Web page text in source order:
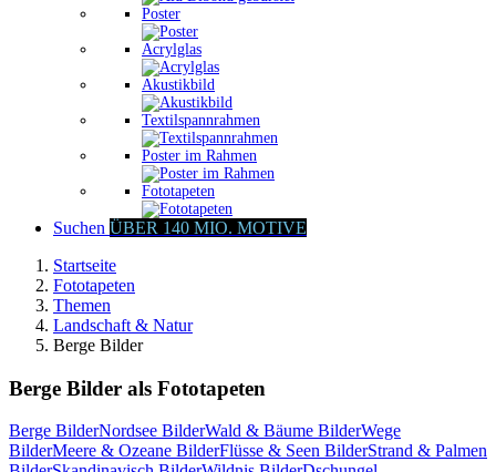
Poster
Acrylglas
Akustikbild
Textilspannrahmen
Poster im Rahmen
Fototapeten
Suchen ÜBER 140 MIO. MOTIVE
Startseite
Fototapeten
Themen
Landschaft & Natur
Berge Bilder
Berge Bilder als Fototapeten
Berge BilderNordsee BilderWald & Bäume BilderWege
BilderMeere & Ozeane BilderFlüsse & Seen BilderStrand & Palmen